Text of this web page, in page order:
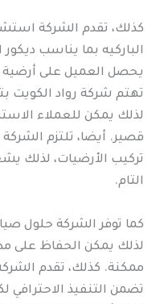
كذلك، تقدم الشركة
الباركيه بما يناسب ديكور
يحصل العميل على أرضية
تهتم شركة رواد الكويت
لذلك يمكن للعملاء
قصير. أيضا، تلتزم
تركيب الأرضيات، لذلك
التام.
كما توفر الشركة حلول
لذلك يمكن الحفاظ على
ممكنة. كذلك، تقدم
تضمن التنفيذ الاحترافي